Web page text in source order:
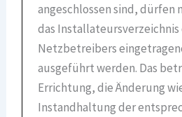
angeschlossen sind, dürfen
das Installateursverzeichnis
Netzbetreibers
ausgeführt werden. Das
Errichtung, die Änderung
Instandhaltung der